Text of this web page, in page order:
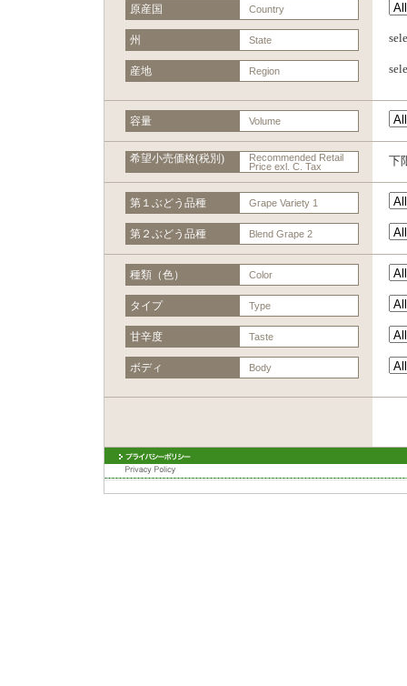
原産国 Country
州 State
産地 Region
容量 Volume
希望小売価格(税別)
Recommended Retail
Price exl. C. Tax
下
第１ぶどう品種 Grape Variety 1
第２ぶどう品種 Blend Grape 2
種類（色） Color
タイプ Type
甘辛度 Taste
ボディ Body